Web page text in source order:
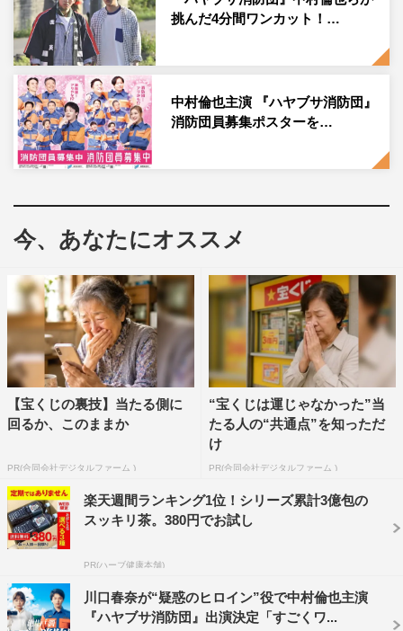
◆演じる彩をどのようなキャラクターだと捉えています
か？
最初は心の内が見えなくて、見ていて気になるキャラクタ
ーだと思うんです。序盤はどこか出来事を客観的に見てい
る感じですけど、中盤からはいろんな人と関わり、彼女の
過去や、どういういきさつがあってハヤブサに来たのかも
と思います。
◆回を追うごとに、演じ方を変えていこうと？
あまり意識することなく、台本に沿って自然と彼女の内面
が表れてくれば、という感じですね。太郎さんや消防団の
皆さんと一緒に何かすることも増えて、そうなれば自然と
接し方が変わってくるところもあるのかな、と。
◆現場の雰囲気はいかがですか？
消防団の皆さんが一緒だと、やっぱりにぎやかですね。た
だ、私が演じる彩は映像クリエイターとしてイベントに顔
を出すみたいな、ピンポイントでの参加が多くて。もとも
と男性が多い現場ではありますし、どちらかというと人見
知りの私は手探りなところはありました。でも最近は、車
の話やごはんの話、以前一緒にお仕事をしたときの思い出
話をしたりして、だいぶなじんできています。
挑んだ4分間ワンカット！…
中村倫也主演 『ハヤブサ消防団』
消防団員募集ポスターを…
今、あなたにオススメ
【宝くじの裏技】当たる側に
回るか、このままか
PR(合同会社デジタルファーム )
“宝くじは運じゃなかった”当
たる人の“共通点”を知っただ
け
PR(合同会社デジタルファーム )
楽天週間ランキング1位！シリーズ累計3億包の
スッキリ茶。380円でお試し
PR(ハーブ健康本舗)
川口春奈が“疑惑のヒロイン”役で中村倫也主演
『ハヤブサ消防団』出演決定「すごくワ...